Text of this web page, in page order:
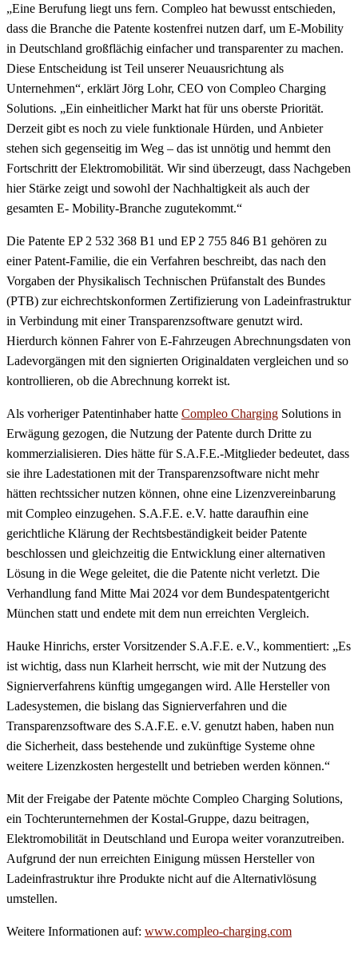
„Eine Berufung liegt uns fern. Compleo hat bewusst entschieden,
dass die Branche die Patente kostenfrei nutzen darf, um E-Mobility
in Deutschland großflächig einfacher und transparenter zu machen.
Diese Entscheidung ist Teil unserer Neuausrichtung als
Unternehmen“, erklärt Jörg Lohr, CEO von Compleo Charging
Solutions. „Ein einheitlicher Markt hat für uns oberste Priorität.
Derzeit gibt es noch zu viele funktionale Hürden, und Anbieter
stehen sich gegenseitig im Weg – das ist unnötig und hemmt den
Fortschritt der Elektromobilität. Wir sind überzeugt, dass Nachgeben
hier Stärke zeigt und sowohl der Nachhaltigkeit als auch der
gesamten E- Mobility-Branche zugutekommt.“
Die Patente EP 2 532 368 B1 und EP 2 755 846 B1 gehören zu
einer Patent-Familie, die ein Verfahren beschreibt, das nach den
Vorgaben der Physikalisch Technischen Prüfanstalt des Bundes
(PTB) zur eichrechtskonformen Zertifizierung von Ladeinfrastruktur
in Verbindung mit einer Transparenzsoftware genutzt wird.
Hierdurch können Fahrer von E-Fahrzeugen Abrechnungsdaten von
Ladevorgängen mit den signierten Originaldaten vergleichen und so
kontrollieren, ob die Abrechnung korrekt ist.
Als vorheriger Patentinhaber hatte Compleo Charging Solutions in
Erwägung gezogen, die Nutzung der Patente durch Dritte zu
kommerzialisieren. Dies hätte für S.A.F.E.-Mitglieder bedeutet, dass
sie ihre Ladestationen mit der Transparenzsoftware nicht mehr
hätten rechtssicher nutzen können, ohne eine Lizenzvereinbarung
mit Compleo einzugehen. S.A.F.E. e.V. hatte daraufhin eine
gerichtliche Klärung der Rechtsbeständigkeit beider Patente
beschlossen und gleichzeitig die Entwicklung einer alternativen
Lösung in die Wege geleitet, die die Patente nicht verletzt. Die
Verhandlung fand Mitte Mai 2024 vor dem Bundespatentgericht
München statt und endete mit dem nun erreichten Vergleich.
Hauke Hinrichs, erster Vorsitzender S.A.F.E. e.V., kommentiert: „Es
ist wichtig, dass nun Klarheit herrscht, wie mit der Nutzung des
Signierverfahrens künftig umgegangen wird. Alle Hersteller von
Ladesystemen, die bislang das Signierverfahren und die
Transparenzsoftware des S.A.F.E. e.V. genutzt haben, haben nun
die Sicherheit, dass bestehende und zukünftige Systeme ohne
weitere Lizenzkosten hergestellt und betrieben werden können.“
Mit der Freigabe der Patente möchte Compleo Charging Solutions,
ein Tochterunternehmen der Kostal-Gruppe, dazu beitragen,
Elektromobilität in Deutschland und Europa weiter voranzutreiben.
Aufgrund der nun erreichten Einigung müssen Hersteller von
Ladeinfrastruktur ihre Produkte nicht auf die Alternativlösung
umstellen.
Weitere Informationen auf: www.compleo-charging.com